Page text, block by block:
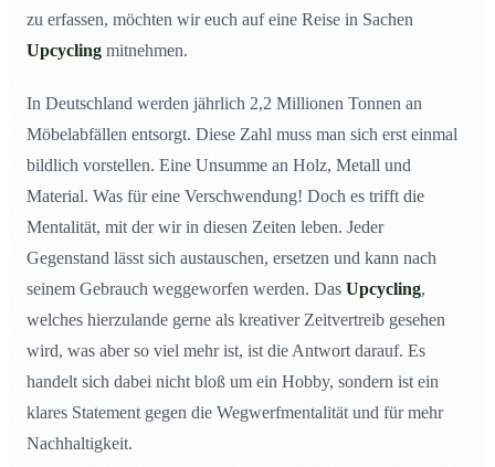
zu erfassen, möchten wir euch auf eine Reise in Sachen
Upcycling mitnehmen.
In Deutschland werden jährlich 2,2 Millionen Tonnen an
Möbelabfällen entsorgt. Diese Zahl muss man sich erst einmal
bildlich vorstellen. Eine Unsumme an Holz, Metall und
Material. Was für eine Verschwendung! Doch es trifft die
Mentalität, mit der wir in diesen Zeiten leben. Jeder
Gegenstand lässt sich austauschen, ersetzen und kann nach
seinem Gebrauch weggeworfen werden. Das Upcycling,
welches hierzulande gerne als kreativer Zeitvertreib gesehen
wird, was aber so viel mehr ist, ist die Antwort darauf. Es
handelt sich dabei nicht bloß um ein Hobby, sondern ist ein
klares Statement gegen die Wegwerfmentalität und für mehr
Nachhaltigkeit.